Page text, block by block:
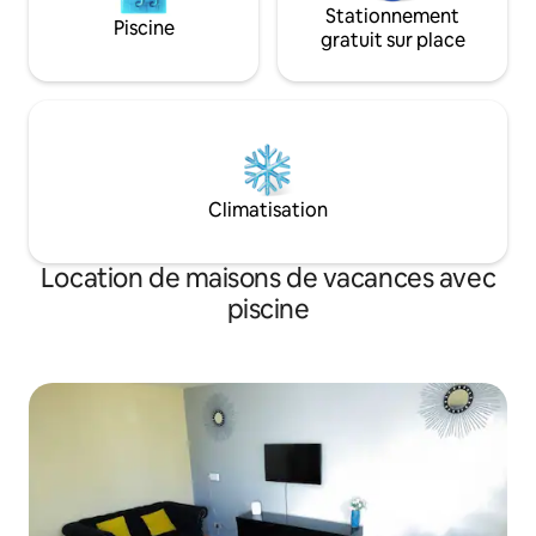
Piscine
Stationnement
gratuit sur place
Climatisation
Location de maisons de vacances avec
piscine